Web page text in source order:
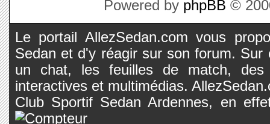
Powered by phpBB ©
Le portail AllezSedan.com vous
Sedan et d'y réagir sur son forum.
un chat, les feuilles de match, des
interactives et multimédias.
Club Sportif Sedan Ardennes, en